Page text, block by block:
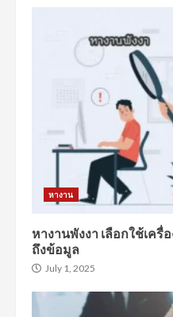
หางาน
หางานพังงา เลือกใช้เครื่
ถึงข้อมูล
July 1, 2025